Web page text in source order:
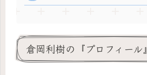
倉岡利樹の『プロフィール』